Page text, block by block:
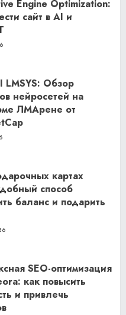
Engine Optimization:
сайт в AI и
LMSYS: Обзор
нейросетей на
ЛМАрене от
картах
способ
баланс и подарить
SEO-оптимизация
как повысить
и привлечь